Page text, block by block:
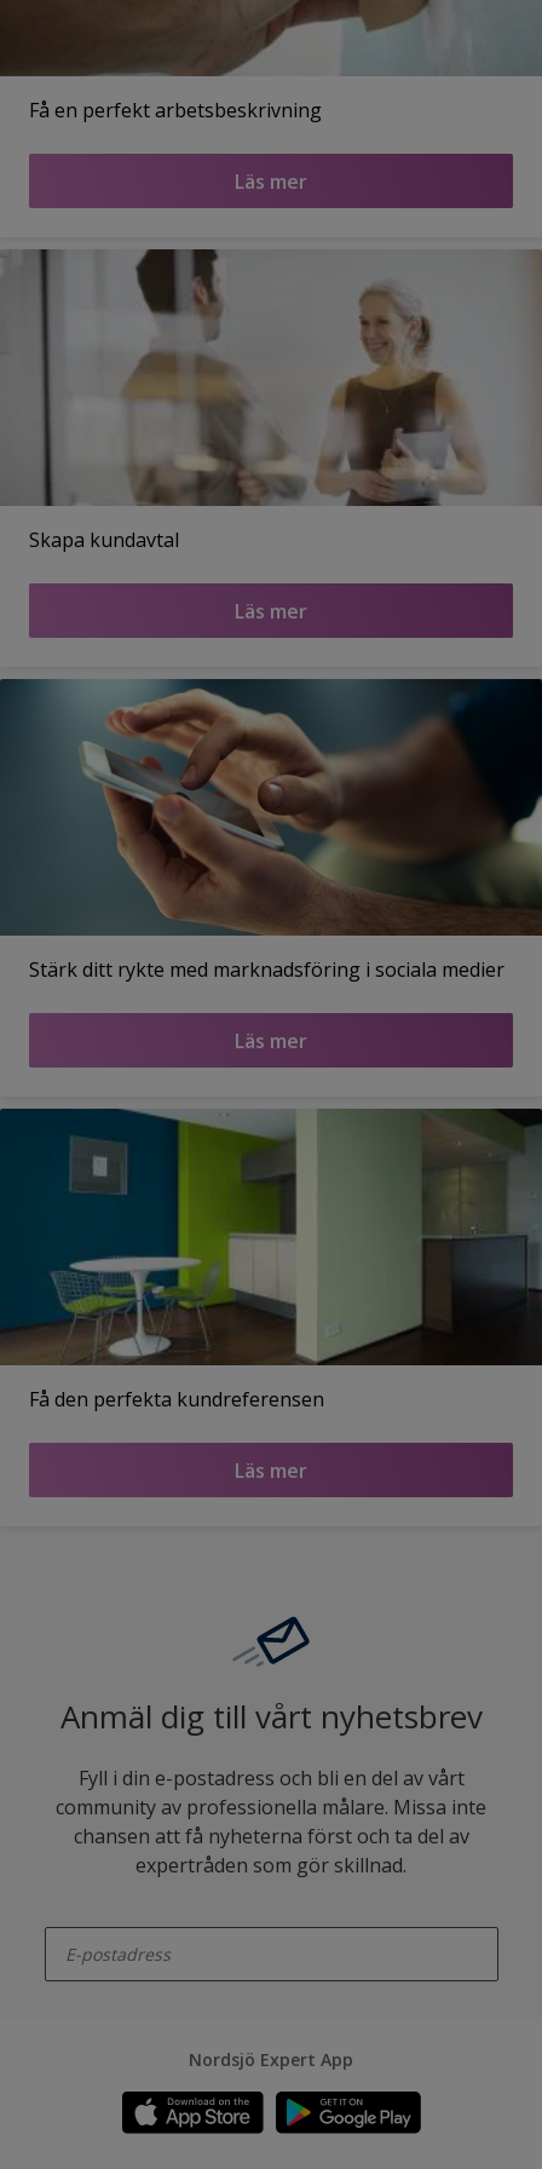
Få en perfekt arbetsbeskrivning
Läs mer
Skapa kundavtal
Läs mer
Stärk ditt rykte med marknadsföring i sociala medier
Läs mer
Få den perfekta kundreferensen
Läs mer
Anmäl dig till vårt nyhetsbrev
Fyll i din e-postadress och bli en del av vårt
community av professionella målare. Missa inte
chansen att få nyheterna först och ta del av
expertråden som gör skillnad.
Nordsjö Expert App